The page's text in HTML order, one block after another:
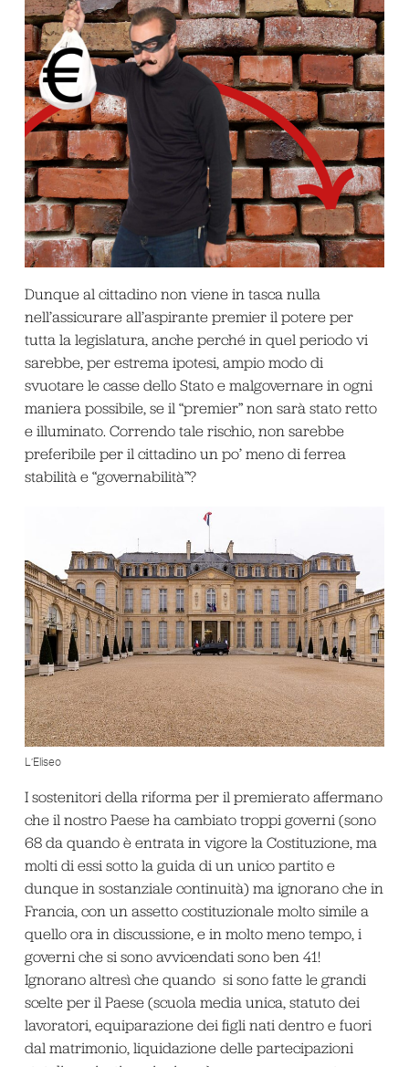
Dunque al cittadino non viene in tasca nulla
nell’assicurare all’aspirante premier il potere per
tutta la legislatura, anche perché in quel periodo vi
sarebbe, per estrema ipotesi, ampio modo di
svuotare le casse dello Stato e malgovernare in ogni
maniera possibile, se il “premier” non sarà stato retto
e illuminato. Correndo tale rischio, non sarebbe
preferibile per il cittadino un po’ meno di ferrea
stabilità e “governabilità”?
L’Eliseo
I sostenitori della riforma per il premierato affermano
che il nostro Paese ha cambiato troppi governi (sono
68 da quando è entrata in vigore la Costituzione, ma
molti di essi sotto la guida di un unico partito e
dunque in sostanziale continuità) ma ignorano che in
Francia, con un assetto costituzionale molto simile a
quello ora in discussione, e in molto meno tempo, i
governi che si sono avvicendati sono ben 41!
Ignorano altresì che quando si sono fatte le grandi
scelte per il Paese (scuola media unica, statuto dei
lavoratori, equiparazione dei figli nati dentro e fuori
dal matrimonio, liquidazione delle partecipazioni